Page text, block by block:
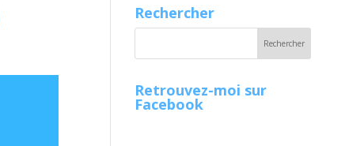
Rechercher
Retrouvez-moi sur
Facebook